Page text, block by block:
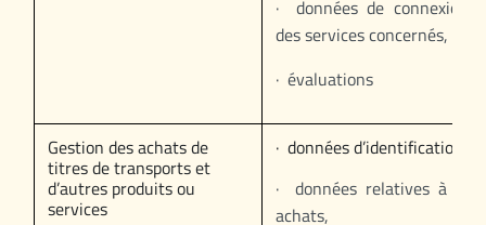
· données de connexion
des services concernés,
· évaluations
Gestion des achats de
titres de transports et
d’autres produits ou
services
· données d’identification,
· données relatives à la
achats,